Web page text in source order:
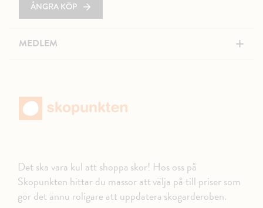
ÅNGRA KÖP
MEDLEM +
Det ska vara kul att shoppa skor! Hos oss på
Skopunkten hittar du massor att välja på till priser som
gör det ännu roligare att uppdatera skogarderoben.